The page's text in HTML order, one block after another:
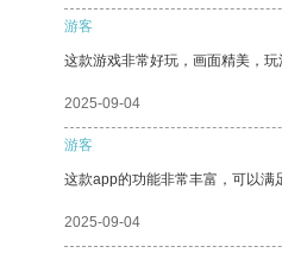
游客
这款游戏非常好玩，画面精美，玩
2025-09-04
游客
这款app的功能非常丰富，可以满
2025-09-04